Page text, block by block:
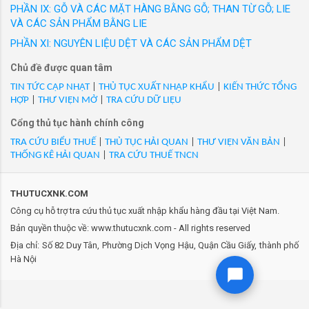
bì. (nk)
- Mã HS 39031990: Hạt nhựa Polystyren dạng nguyên sinh
GPPS SOLARENE G-144, xuất xứ Hàn Quốc, hàng mới 100%.
- Mã HS 39031990: Hạt nhựa PS GPPS N R- 000101001 (nk)
ngành giày (nk)
- Mã HS 39031990: Hợp chất Polybrominated diphenyl ethers in
polystyrene, CRM8110-a (Chất chuẩn Polystyrene, dùng để
phân tích trong máy quang phổ), 200g/gói, Hàng mới 100% (nk)
- Mã HS 39031990: KM1-1241-001401/ Hạt nhựa màu
đưa ra thị trường trong nước với các nhãn hiệu
được người tiêu dùng Việt Nam yêu thích. Hàng
loạt sản phẩm thời trang công sở cao cấp như
Classic, May10 Classic Suit... Thương hiệu
Veston và nhiều thương hiệu thời trang được
phát triển trong 20 năm qua của May 10 đ...
PHẦN IX: GỖ VÀ CÁC MẶT HÀNG BẰNG GỖ; THAN TỪ GỖ; LIE
VÀ CÁC SẢN PHẨM BẰNG LIE
PHẦN XI: NGUYÊN LIỆU DỆT VÀ CÁC SẢN PHẨM DỆT
Chủ đề được quan tâm
TIN TỨC CẬP NHẬT| THỦ TỤC XUẤT NHẬP KHẨU
KIẾN THỨC TỔNG
HỢP
THƯ VIỆN MỞ| TRA CỨU DỮ LIỆU
Cổng thủ tục hành chính công
TRA CỨU BIỂU THUẾ THỦ TỤC HẢI QUAN THƯ VIỆN VĂN BẢN
THỐNG KÊ HẢI QUAN
TRA CỨU THUẾ TNCN
THUTUCXNK.COM
Công cụ hỗ trợ tra cứu thủ tục xuất nhập khẩu hàng đầu tại Việt Nam.
Bản quyền thuộc về: www.thutucxnk.com - All rights reserved
Địa chỉ: Số 82 Duy Tân, Phường Dịch Vọng Hậu, Quận Cầu Giấy, thành phố
Hà Nội